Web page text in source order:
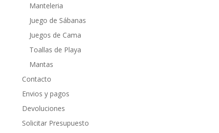
Manteleria
Juego de Sábanas
Juegos de Cama
Toallas de Playa
Mantas
Contacto
Envios y pagos
Devoluciones
Solicitar Presupuesto